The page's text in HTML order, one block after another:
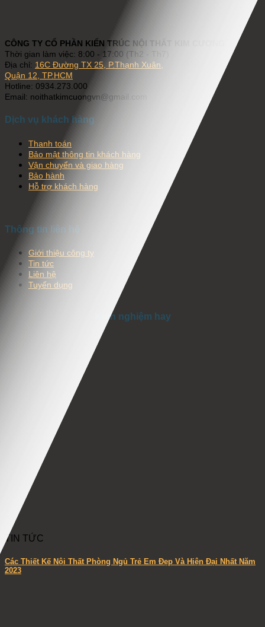
CÔNG TY CỔ PHẦN KIẾN TRÚC NỘI THẤT KIM CƯƠNG
Thời gian làm việc: 8:00 - 17:00 (Th2 - Th7)
Địa chỉ: 16C Đường TX 25, P.Thạnh Xuân,
Quận 12, TP.HCM
Hotline: 0934.273.000
Email: noithatkimcuongvn@gmail.com
Dịch vụ khách hàng
Thanh toán
Bảo mật thông tin khách hàng
Vận chuyển và giao hàng
Bảo hành
Hỗ trợ khách hàng
Thông tin liên hệ
Giới thiệu công ty
Tin tức
Liên hệ
Tuyển dụng
Kinh nghiệm hay
TIN TỨC
Các Thiết Kế Nội Thất Phòng Ngủ Trẻ Em Đẹp Và Hiện Đại Nhất Năm
2023